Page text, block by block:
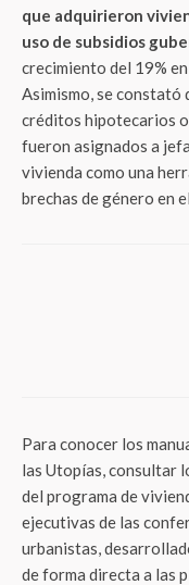
que adquirieron
uso de subsidios
crecimiento del 19%
Asimismo, se constató
créditos hipotecarios
fueron asignados a
vivienda como una
brechas de género en
Para conocer los
las Utopías, consultar
del programa de
ejecutivas de las
urbanistas,
de forma directa a las